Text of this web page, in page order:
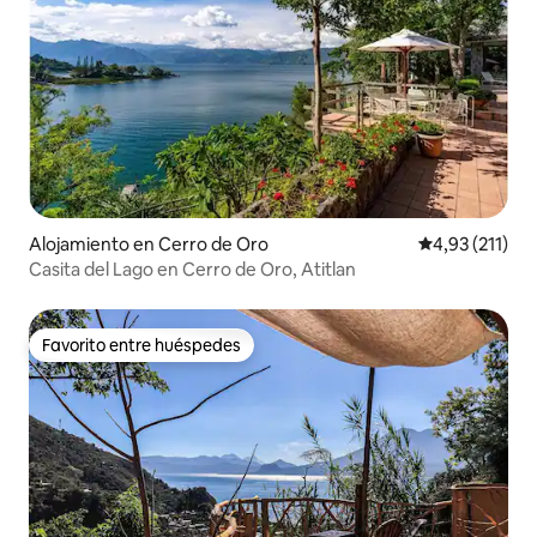
Alojamiento en Cerro de Oro Calificación
4,93 (211)
Casita del Lago en Cerro de Oro, Atitlan
Favorito entre huéspedes
Favorito entre huéspedes